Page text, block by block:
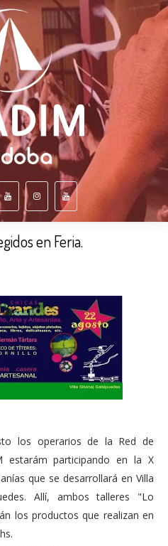
en Feria.
los operarios de la Red de
estarám participando en la X
que se desarrollará en Villa
Allí, ambos talleres "Lo
los productos que realizan en